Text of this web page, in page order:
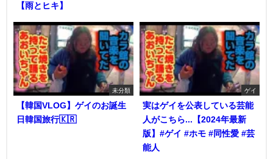
【雨とヒキ】
未分類
【韓国VLOG】ゲイのお誕生
日韓国旅行🇰🇷
ゲイ
実はゲイを公表している芸能
人がこちら...【2024年最新
版】#ゲイ #ホモ #同性愛 #芸
能人